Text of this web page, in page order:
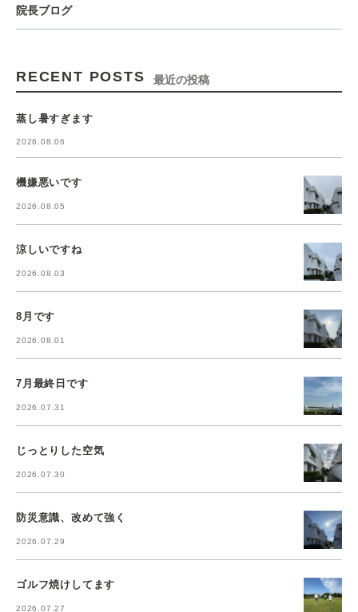
院長ブログ
RECENT POSTS 最近の投稿
蒸し暑すぎます
2026.08.06
機嫌悪いです
2026.08.05
涼しいですね
2026.08.03
8月です
2026.08.01
7月最終日です
2026.07.31
じっとりした空気
2026.07.30
防災意識、改めて強く
2026.07.29
ゴルフ焼けしてます
2026.07.27